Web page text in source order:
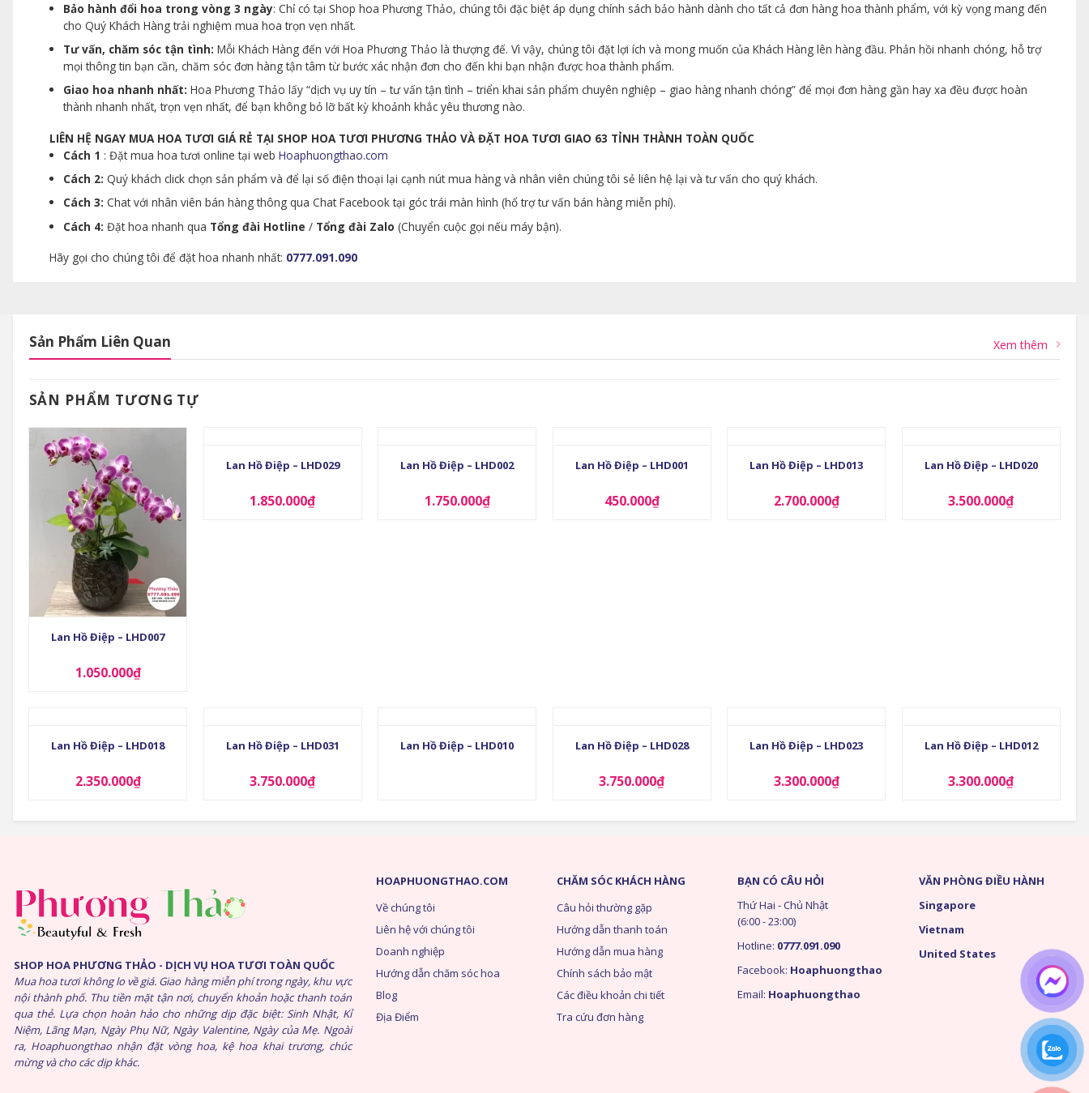
Bảo hành đổi hoa trong vòng 3 ngày: Chỉ có tại Shop hoa Phương Thảo, chúng tôi đặc biệt áp dụng chính sách bảo hành dành cho tất cả đơn hàng hoa thành phẩm, với kỳ vọng mang đến
cho Quý Khách Hàng trải nghiệm mua hoa trọn vẹn nhất.
Tư vấn, chăm sóc tận tình: Mỗi Khách Hàng đến với Hoa Phương Thảo là thượng đế. Vì vậy, chúng tôi đặt lợi ích và mong muốn của Khách Hàng lên hàng đầu. Phản hồi nhanh chóng, hỗ trợ
mọi thông tin bạn cần, chăm sóc đơn hàng tận tâm từ bước xác nhận đơn cho đến khi bạn nhận được hoa thành phẩm.
Giao hoa nhanh nhất: Hoa Phương Thảo lấy “dịch vụ uy tín – tư vấn tận tình – triển khai sản phẩm chuyên nghiệp – giao hàng nhanh chóng” để mọi đơn hàng gần hay xa đều được hoàn
thành nhanh nhất, trọn vẹn nhất, để bạn không bỏ lỡ bất kỳ khoảnh khắc yêu thương nào.
LIÊN HỆ NGAY MUA HOA TƯƠI GIÁ RẺ TẠI SHOP HOA TƯƠI PHƯƠNG THẢO VÀ ĐẶT HOA TƯƠI GIAO 63 TỈNH THÀNH TOÀN QUỐC
Cách 1 : Đặt mua hoa tươi online tại webHoaphuongthao.com
Cách 2: Quý khách click chọn sản phẩm và để lại số điện thoại lại cạnh nút mua hàng và nhân viên chúng tôi sẻ liên hệ lại và tư vấn cho quý khách.
Cách 3: Chat với nhân viên bán hàng thông qua Chat Facebook tại góc trái màn hình (hổ trợ tư vấn bán hàng miễn phí).
Cách 4: Đặt hoa nhanh qua Tổng đài Hotline / Tổng đài Zalo (Chuyển cuộc gọi nếu máy bận).
Hãy gọi cho chúng tôi để đặt hoa nhanh nhất: 0777.091.090
Sản Phẩm Liên Quan Xem thêm
SẢN PHẨM TƯƠNG TỰ
+
Lan Hồ Điệp – LHD007
1.050.000₫
Lan Hồ Điệp – LHD029
1.850.000₫
Lan Hồ Điệp – LHD002
1.750.000₫
Lan Hồ Điệp – LHD001
450.000₫
Lan Hồ Điệp – LHD013
2.700.000₫
Lan Hồ Điệp – LHD020
3.500.000₫
Lan Hồ Điệp – LHD018
2.350.000₫
Lan Hồ Điệp – LHD031
3.750.000₫
Lan Hồ Điệp – LHD010 Lan Hồ Điệp – LHD028
3.750.000₫
Lan Hồ Điệp – LHD023
3.300.000₫
Lan Hồ Điệp – LHD012
3.300.000₫
SHOP HOA PHƯƠNG THẢO - DỊCH VỤ HOA TƯƠI TOÀN QUỐC
Mua hoa tươi không lo về giá. Giao hàng miễn phí trong ngày, khu vực
nội thành phố. Thu tiền mặt tận nơi, chuyển khoản hoặc thanh toán
qua thẻ. Lựa chọn hoàn hảo cho những dịp đặc biệt: Sinh Nhật, Kỉ
Niệm, Lãng Mạn, Ngày Phụ Nữ, Ngày Valentine, Ngày của Mẹ. Ngoài
ra, Hoaphuongthao nhận đặt vòng hoa, kệ hoa khai trương, chúc
mừng và cho các dịp khác.
HOAPHUONGTHAO.COM
Về chúng tôi
Liên hệ với chúng tôi
Doanh nghiệp
Hướng dẫn chăm sóc hoa
Blog
Địa Điểm
CHĂM SÓC KHÁCH HÀNG
Câu hỏi thường gặp
Hướng dẫn thanh toán
Hướng dẫn mua hàng
Chính sách bảo mật
Các điều khoản chi tiết
Tra cứu đơn hàng
BẠN CÓ CÂU HỎI
Thứ Hai - Chủ Nhật
(6:00 - 23:00)
Hotline: 0777.091.090
Facebook: Hoaphuongthao
Email: Hoaphuongthao
VĂN PHÒNG ĐIỀU HÀNH
Singapore
Vietnam
United States